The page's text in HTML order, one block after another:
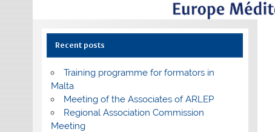
Recent posts
Training programme for formators in
Malta
Meeting of the Associates of ARLEP
Regional Association Commission
Meeting